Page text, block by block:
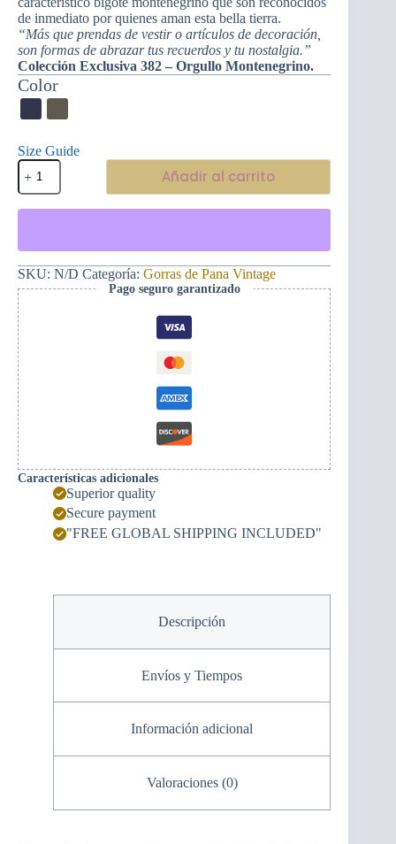
de inmediato por quienes aman esta bella tierra.
“Más que prendas de vestir o artículos de decoración,
son formas de abrazar tus recuerdos y tu nostalgia.”
Colección Exclusiva 382 – Orgullo Montenegrino.
Color
Size Guide
Vistosa
gorra
de
pana
Montenegrino
y
mapa
cantidad
Añadir al carrito
SKU: N/D Categoría: Gorras de Pana Vintage
Pago seguro garantizado
Características adicionales
Superior quality
Secure payment
"FREE GLOBAL SHIPPING INCLUDED"
Descripción
Envíos y Tiempos
Información adicional
Valoraciones (0)